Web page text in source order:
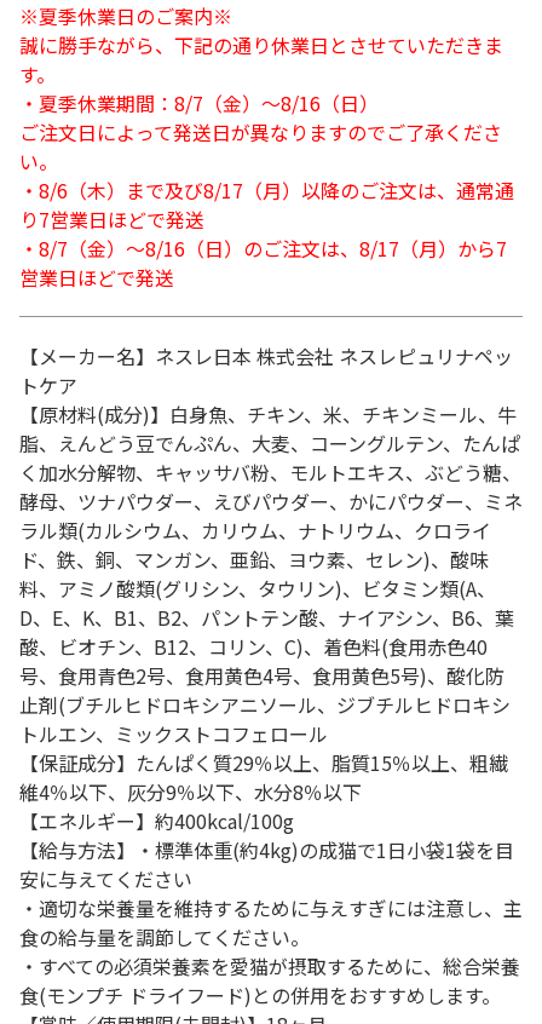
※夏季休業日のご案内※
誠に勝手ながら、下記の通り休業日とさせていただきま
す。
・夏季休業期間：8/7（金）～8/16（日）
ご注文日によって発送日が異なりますのでご了承くださ
い。
・8/6（木）まで及び8/17（月）以降のご注文は、通常通
り7営業日ほどで発送
・8/7（金）～8/16（日）のご注文は、8/17（月）から7
営業日ほどで発送
【メーカー名】ネスレ日本 株式会社 ネスレピュリナペッ
トケア
【原材料(成分)】白身魚、チキン、米、チキンミール、牛
脂、えんどう豆でんぷん、大麦、コーングルテン、たんぱ
く加水分解物、キャッサバ粉、モルトエキス、ぶどう糖、
酵母、ツナパウダー、えびパウダー、かにパウダー、ミネ
ラル類(カルシウム、カリウム、ナトリウム、クロライ
ド、鉄、銅、マンガン、亜鉛、ヨウ素、セレン)、酸味
料、アミノ酸類(グリシン、タウリン)、ビタミン類(A、
D、E、K、B1、B2、パントテン酸、ナイアシン、B6、葉
酸、ビオチン、B12、コリン、C)、着色料(食用赤色40
号、食用青色2号、食用黄色4号、食用黄色5号)、酸化防
止剤(ブチルヒドロキシアニソール、ジブチルヒドロキシ
トルエン、ミックストコフェロール
【保証成分】たんぱく質29％以上、脂質15％以上、粗繊
維4％以下、灰分9％以下、水分8％以下
【エネルギー】約400kcal/100g
【給与方法】・標準体重(約4kg)の成猫で1日小袋1袋を目
安に与えてください
・適切な栄養量を維持するために与えすぎには注意し、主
食の給与量を調節してください。
・すべての必須栄養素を愛猫が摂取するために、総合栄養
食(モンプチ ドライフード)との併用をおすすめします。